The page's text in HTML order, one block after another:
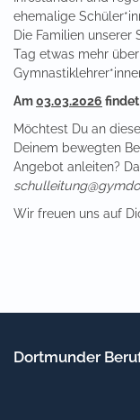
ehemalige
Die Familien unserer
Tag etwas mehr
Am03.03.2026 findet
Möchtest Du an
Deinem bewegten
Angebot anleiten?
Wir freuen uns auf
Dortmunder